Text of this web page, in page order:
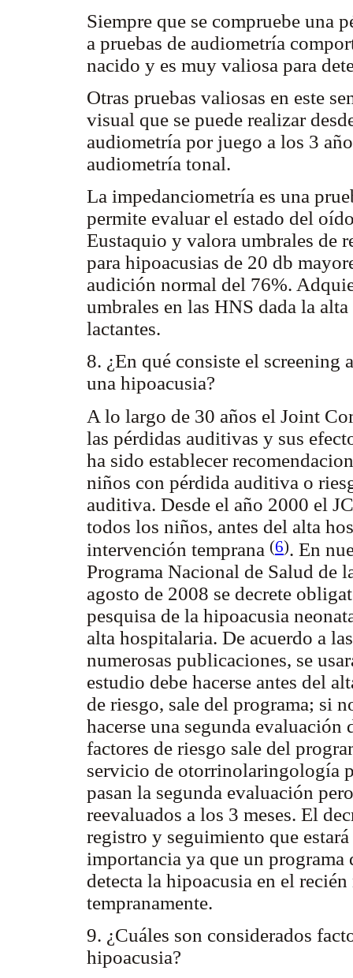
Siempre que se compruebe una
a pruebas de audiometría
nacido y es muy valiosa para
Otras pruebas valiosas en este
visual que se puede realizar
audiometría por juego a los 3
audiometría tonal.
La impedanciometría es una
permite evaluar el estado del
Eustaquio y valora umbrales de
para hipoacusias de 20 db
audición normal del 76%.
umbrales en las HNS dada la
lactantes.
8. ¿En qué consiste el screening
una hipoacusia?
A lo largo de 30 años el Joint
las pérdidas auditivas y sus
ha sido establecer
niños con pérdida auditiva o
auditiva. Desde el año 2000 el
todos los niños, antes del alta
intervención temprana (6). En
Programa Nacional de Salud de
agosto de 2008 se decrete
pesquisa de la hipoacusia
alta hospitalaria. De acuerdo a
numerosas publicaciones, se
estudio debe hacerse antes del
de riesgo, sale del programa; si
hacerse una segunda
factores de riesgo sale del
servicio de otorrinolaringología
pasan la segunda evaluación
reevaluados a los 3 meses. El
registro y seguimiento que
importancia ya que un programa
detecta la hipoacusia en el
tempranamente.
9. ¿Cuáles son considerados
hipoacusia?